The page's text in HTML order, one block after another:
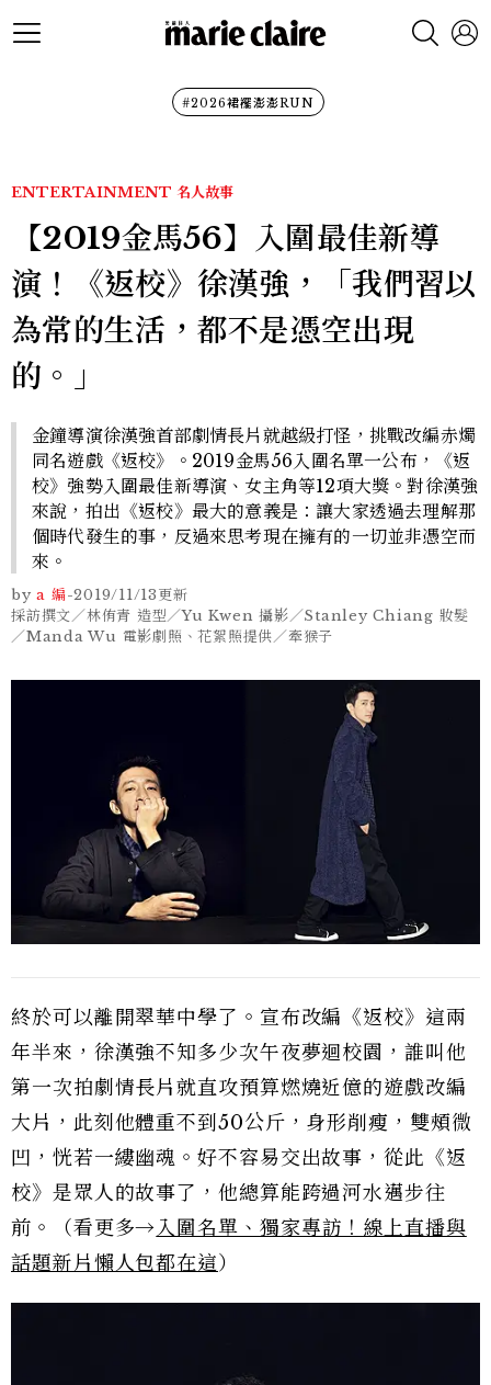
#2026裙襬澎澎RUN
ENTERTAINMENT 名人故事
【2019金馬56】入圍最佳新導
演！《返校》徐漢強，「我們習以
為常的生活，都不是憑空出現
的。」
金鐘導演徐漢強首部劇情長片就越級打怪，挑戰改編赤燭
同名遊戲《返校》。2019金馬56入圍名單一公布，《返
校》強勢入圍最佳新導演、女主角等12項大獎。對徐漢強
來說，拍出《返校》最大的意義是：讓大家透過去理解那
個時代發生的事，反過來思考現在擁有的一切並非憑空而
來。
by a 編-2019/11/13更新
採訪撰文／林侑青 造型／Yu Kwen 攝影／Stanley Chiang 妝髮
／Manda Wu 電影劇照、花絮照提供／牽猴子
終於可以離開翠華中學了。宣布改編《返校》這兩
年半來，徐漢強不知多少次午夜夢迴校園，誰叫他
第一次拍劇情長片就直攻預算燃燒近億的遊戲改編
大片，此刻他體重不到50公斤，身形削瘦，雙頰微
凹，恍若一縷幽魂。好不容易交出故事，從此《返
校》是眾人的故事了，他總算能跨過河水邁步往
前。（看更多→入圍名單、獨家專訪！線上直播與
話題新片懶人包都在這）